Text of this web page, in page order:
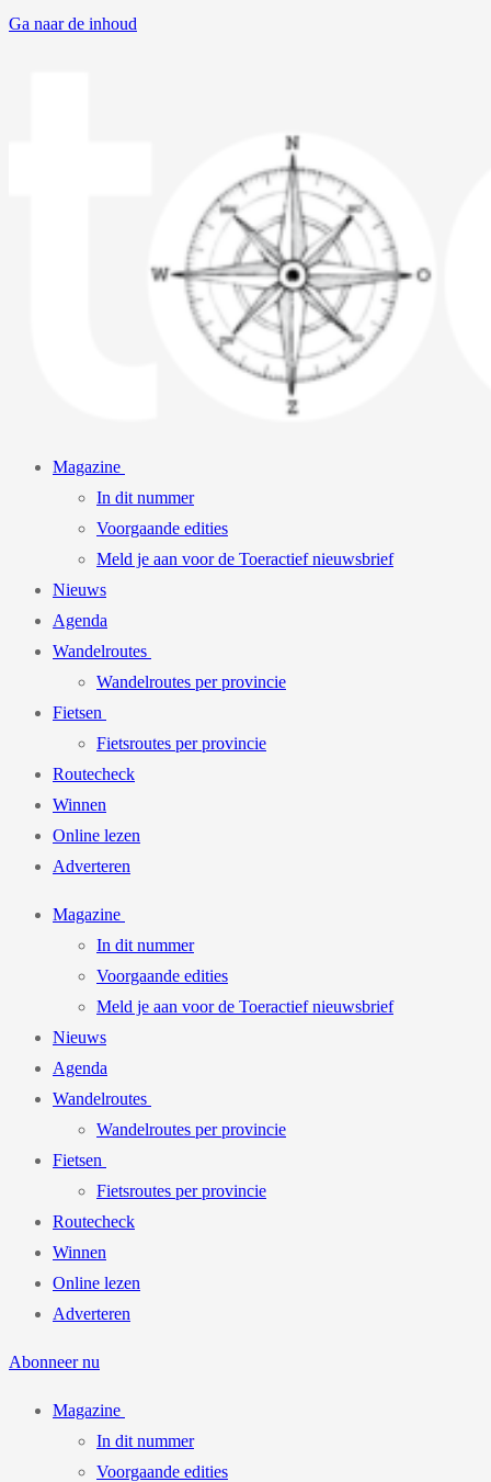
Ga naar de inhoud
Magazine
In dit nummer
Voorgaande edities
Meld je aan voor de Toeractief nieuwsbrief
Nieuws
Agenda
Wandelroutes
Wandelroutes per provincie
Fietsen
Fietsroutes per provincie
Routecheck
Winnen
Online lezen
Adverteren
Magazine
In dit nummer
Voorgaande edities
Meld je aan voor de Toeractief nieuwsbrief
Nieuws
Agenda
Wandelroutes
Wandelroutes per provincie
Fietsen
Fietsroutes per provincie
Routecheck
Winnen
Online lezen
Adverteren
Abonneer nu
Magazine
In dit nummer
Voorgaande edities